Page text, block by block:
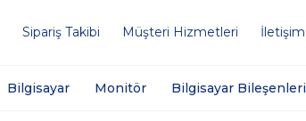
Sipariş Takibi Müşteri Hizmetleri İletişim
Bilgisayar Monitör Bilgisayar Bileşenleri